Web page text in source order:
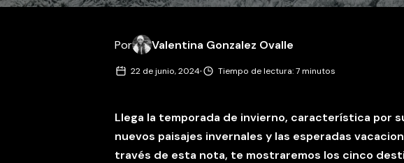
Por Valentina Gonzalez Ovalle
22 de junio, 2024· Tiempo de lectura: 7 minutos
Llega la temporada de invierno, característica por
nuevos paisajes invernales y las esperadas
través de esta nota, te mostraremos los cinco